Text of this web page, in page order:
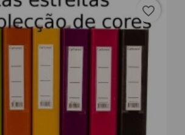
favorite_border